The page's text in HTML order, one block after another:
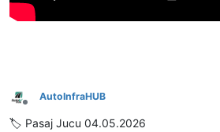
Deconectat
AutoInfraHUB
🏷️ Pasaj Jucu 04.05.2026